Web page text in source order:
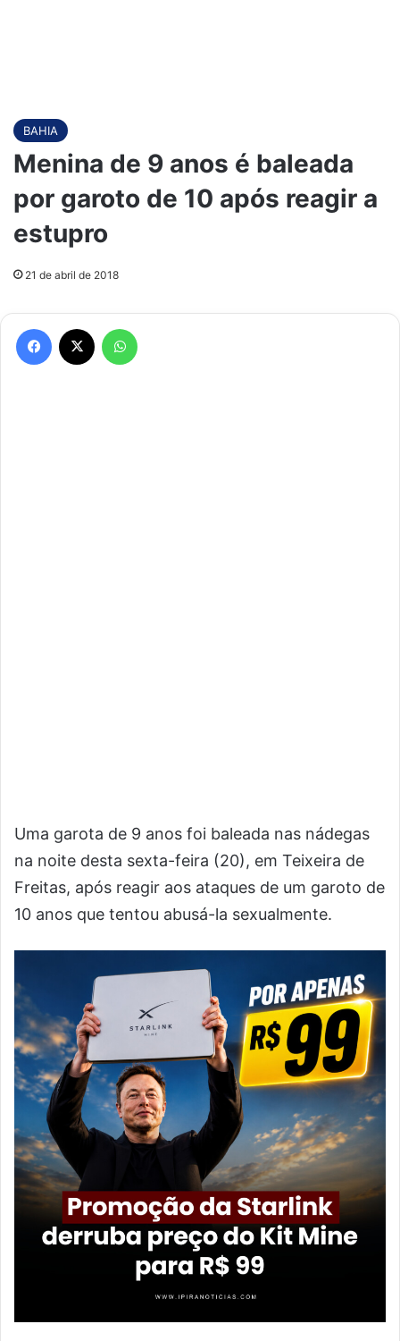
BAHIA
Menina de 9 anos é baleada
por garoto de 10 após reagir a
estupro
21 de abril de 2018
Uma garota de 9 anos foi baleada nas nádegas
na noite desta sexta-feira (20), em Teixeira de
Freitas, após reagir aos ataques de um garoto de
10 anos que tentou abusá-la sexualmente.